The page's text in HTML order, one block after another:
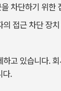
차단하기 위한
접근 차단 장
고 있습니다.
다.